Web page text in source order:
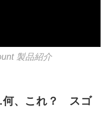
製品紹介
何、これ？ スゴ